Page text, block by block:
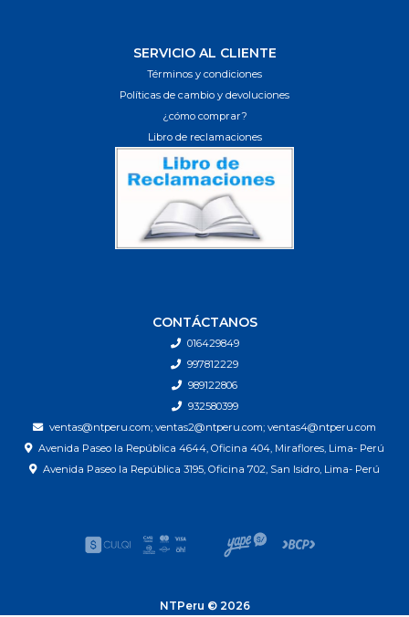
SERVICIO AL CLIENTE
Términos y condiciones
Políticas de cambio y devoluciones
¿cómo comprar?
Libro de reclamaciones
CONTÁCTANOS
016429849
997812229
989122806
932580399
ventas@ntperu.com; ventas2@ntperu.com; ventas4@ntperu.com
Avenida Paseo la República 4644, Oficina 404, Miraflores, Lima- Perú
Avenida Paseo la República 3195, Oficina 702, San Isidro, Lima- Perú
NTPeru © 2026